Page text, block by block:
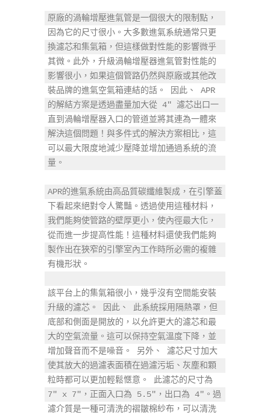
原廠的渦輪增壓進氣管是一個很大的限制點，
因為它的尺寸很小。大多數進氣系統通常只更
換濾芯和集氣箱，但這樣做對性能的影響微乎
其微。此外，升級渦輪增壓器進氣管對性能的
影響很小，如果這個管路仍然與原廠或其他改
裝品牌的進氣空氣箱連結的話。 因此、 APR
的解結方案是透過盡量加大從 4" 濾芯出口一
直到渦輪增壓器入口的管道並將其連為一體來
解決這個問題！與多件式的解決方案相比，這
可以最大限度地減少壓降並增加通過系統的流
量。
APR的進氣系統由高品質碳纖維製成，在引擎蓋
下看起來絕對令人驚豔。透過使用這種材料，
我們能夠使管路的壁厚更小，使內徑最大化，
從而進一步提高性能！這種材料還使我們能夠
製作出在狹窄的引擎室內工作時所必需的複雜
有機形狀。
該平台上的集氣箱很小，幾乎沒有空間能安裝
升級的濾芯。 因此、 此系統採用隔熱罩，但
底部和側面是開放的，以允許更大的濾芯和最
大的空氣流量。這可以保持空氣溫度下降，並
增加聲音而不是噪音。 另外、 濾芯尺寸加大
使其放大的過濾表面積在過濾污垢、灰塵和顆
粒時都可以更加輕鬆愜意。 此濾芯的尺寸為
7" x 7"，正面入口為 5.5"，出口為 4"。過
濾介質是一種可清洗的褶皺棉紗布，可以清洗